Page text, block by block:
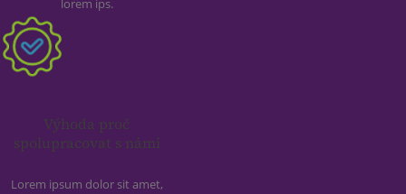
lorem ips.
Výhoda proč
spolupracovat s námi
Lorem ipsum dolor sit amet,